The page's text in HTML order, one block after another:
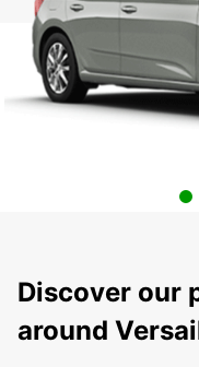
Discover our
around